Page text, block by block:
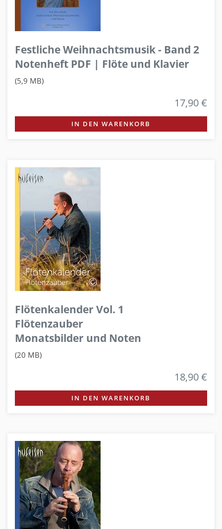
Festliche Weihnachtsmusik - Band 2
Notenheft PDF | Flöte und Klavier
(5,9 MB)
17,90 €
IN DEN WARENKORB
Flötenkalender Vol. 1
Flötenzauber
Monatsbilder und Noten
(20 MB)
18,90 €
IN DEN WARENKORB